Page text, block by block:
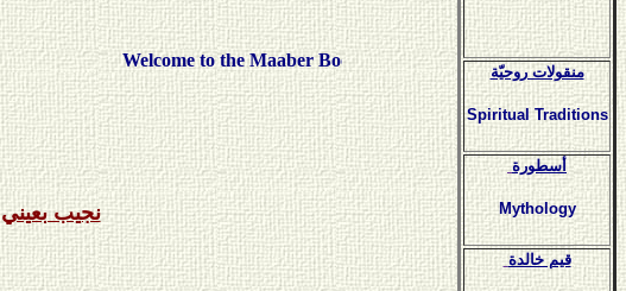
Welcome to the Maaber Bookshop
نجيب بعيني
منقولات روحيّة
Spiritual Traditions
أسطورة
Mythology
قيم خالدة